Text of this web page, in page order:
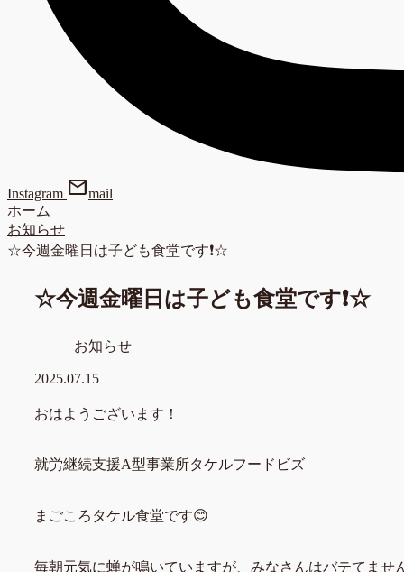
Instagram mailmail
ホーム
お知らせ
☆今週金曜日は子ども食堂です❗☆
☆今週金曜日は子ども食堂です❗☆
お知らせ
2025.07.15
おはようございます！
就労継続支援A型事業所タケルフードビズ
まごころタケル食堂です😊
毎朝元気に蝉が鳴いていますが、みなさんはバテてませ